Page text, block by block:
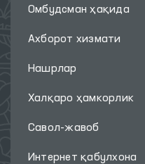
Омбудсман ҳақида
Ахборот хизмати
Нашрлар
Халқаро ҳамкорлик
Савол-жавоб
Интернет қабулхона